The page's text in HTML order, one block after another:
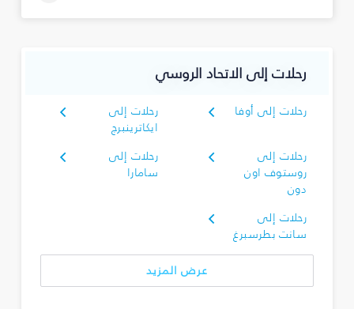
رحلات إلى الاتحاد الروسي
رحلات إلى أوفا
رحلات إلى
ايكاترينبرج
رحلات إلى
روستوف اون
دون
رحلات إلى
سامارا
رحلات إلى
سانت بطرسبرغ
عرض المزيد